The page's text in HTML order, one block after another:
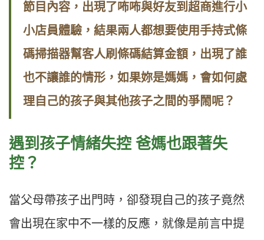
節目內容，出現了咘咘與好友到超商進行小
小店員體驗，結果兩人都想要使用手持式條
碼掃描器幫客人刷條碼結算金額，出現了誰
也不讓誰的情形，如果妳是媽媽，會如何處
理自己的孩子與其他孩子之間的爭鬧呢？
遇到孩子情緒失控 爸媽也跟著失
控？
當父母帶孩子出門時，卻發現自己的孩子竟然
會出現在家中不一樣的反應，就像是前言中提